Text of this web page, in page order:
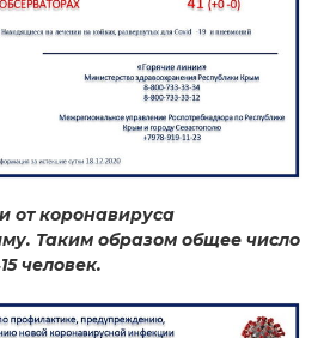
от коронавируса
Таким образом общее число
человек.